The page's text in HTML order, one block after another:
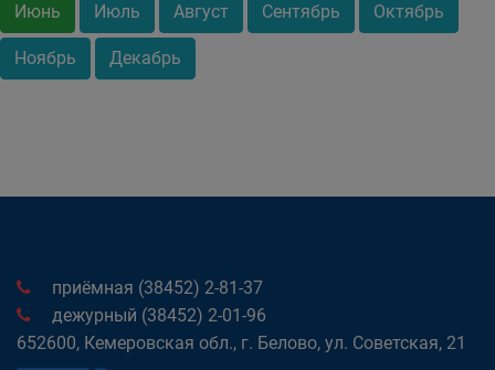
Июнь Июль Август Сентябрь Октябрь
Ноябрь Декабрь
приёмная (38452) 2-81-37
дежурный (38452) 2-01-96
652600, Кемеровская обл., г. Белово, ул. Советская, 21